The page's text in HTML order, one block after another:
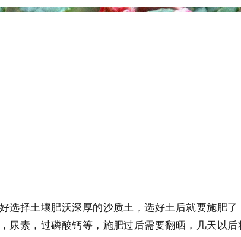
选择土壤肥沃深厚的沙质土，选好土后就要施肥了
尿素，过磷酸钙等，施肥过后需要翻晒，几天以后